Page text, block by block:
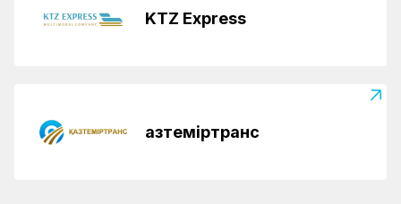
KTZ Express
Қазтеміртранс